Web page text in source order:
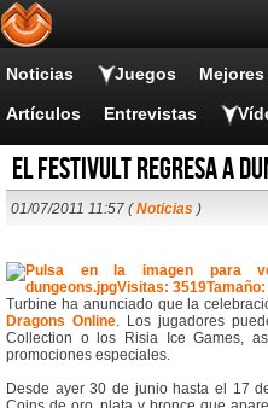
Noticias Juegos
Artículos Entrevistas
El Festivult regresa a
01/07/2011 11:57 (Noticias )
Turbine ha anunciado que la
Dragons Online. Los jugadores
Collection o los Risia Ice Games,
promociones especiales.
Desde ayer 30 de junio hasta el 17